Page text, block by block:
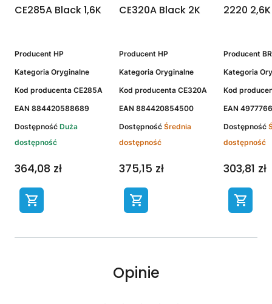
CE285A Black 1,6K
Producent HP
Kategoria Oryginalne
Kod producenta CE285A
EAN 884420588689
Dostępność Duża
dostępność
364,08 zł
CE320A Black 2K
Producent HP
Kategoria Oryginalne
Kod producenta CE320A
EAN 884420854500
Dostępność Średnia
dostępność
375,15 zł
2220 2,6K
Producent
Kategoria
Kod
EAN
Dostępność
dostępność
303,81 zł
Opinie